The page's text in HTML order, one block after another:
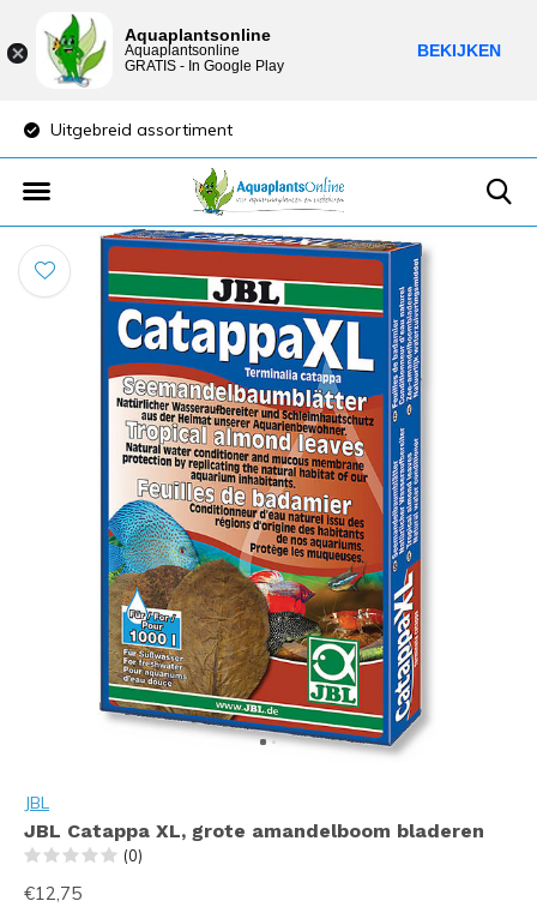
Uitgebreid assortiment
JBL
JBL Catappa XL, grote amandelboom bladeren
(0)
€12,75
Aquaplantsonline
Aquaplantsonline
GRATIS - In Google Play
BEKIJKEN